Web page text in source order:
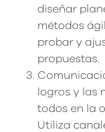
diseñar
métodos
probar y
propuestas.
logros y las
todos en la
Utiliza